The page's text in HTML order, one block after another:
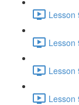
Lesson
Lesson
Lesson
Lesson